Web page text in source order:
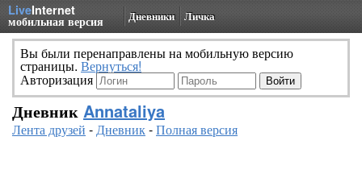
LiveInternet
мобильная версия Дневники Личка
Вы были перенаправлены на мобильную версию
страницы. Вернуться!
Авторизация
Дневник Annataliya
Лента друзей -Дневник-Полная версия